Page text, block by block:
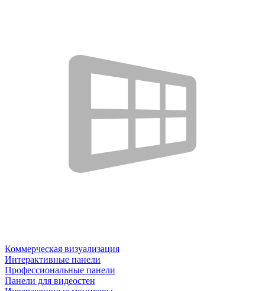
Коммерческая визуализация
Интерактивные панели
Профессиональные панели
Панели для видеостен